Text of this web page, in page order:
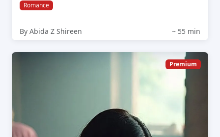
Romance
By Abida Z Shireen ~ 55 min
Premium